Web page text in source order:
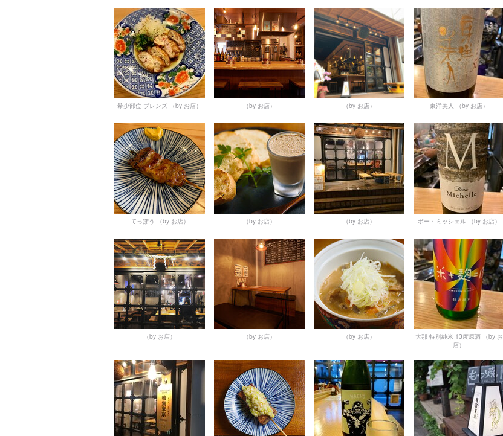
希少部位 ブレンズ （by お店） （by お店） （by お店） 東洋美人 （by お店）
てっぽう （by お店） （by お店） （by お店） ボー・ミッシェル （by お店）
（by お店） （by お店） （by お店） 大那 特別純米 13度原酒
（by お
店）